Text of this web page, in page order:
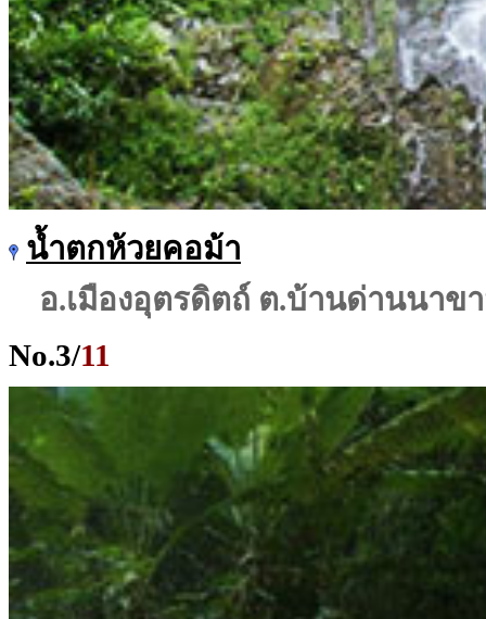
น้ำตกห้วยคอม้า
อ.เมืองอุตรดิตถ์ ต.บ้านด่านนาข
No.3/11